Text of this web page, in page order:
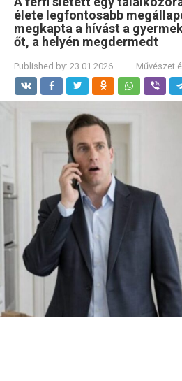
élete legfontosabb
megkapta a hívást a
őt, a helyén megdermedt
Published by: 23.01.2026 Művészet